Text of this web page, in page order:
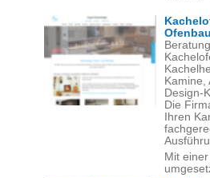
Design-
Die
Ihren
Mit